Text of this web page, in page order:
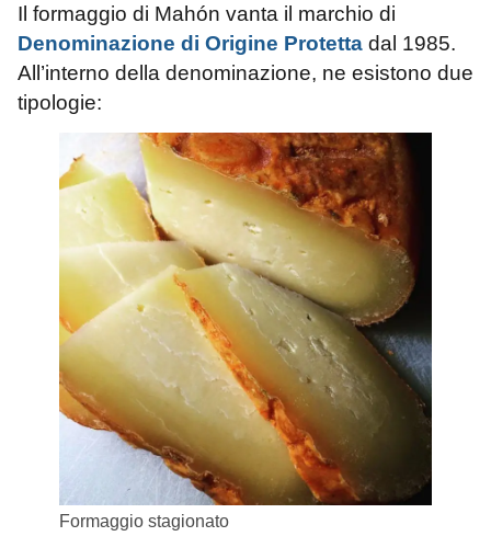
Il formaggio di Mahón vanta il marchio di
Denominazione di Origine Protetta dal 1985.
All’interno della denominazione, ne esistono due
tipologie:
Formaggio stagionato